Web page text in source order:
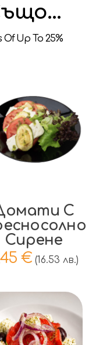
С
Сирене
€ (16.53 лв.)
Добави в